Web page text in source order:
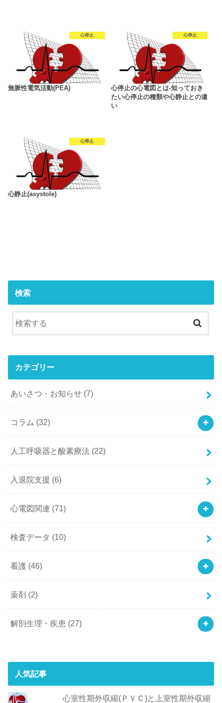
心停止
無脈性電気活動(PEA)
心停止
心停止の心電図とは-知っておき
たい心停止の種類や心静止との違
い
心停止
心静止(asystole)
検索
カテゴリー
あいさつ・お知らせ (7)
コラム (32)
人工呼吸器と酸素療法 (22)
入退院支援 (6)
心電図関連 (71)
検査データ (10)
看護 (46)
薬剤 (2)
解剖生理・疾患 (27)
人気記事
心室性期外収縮(ＰＶＣ)と上室性期外収縮